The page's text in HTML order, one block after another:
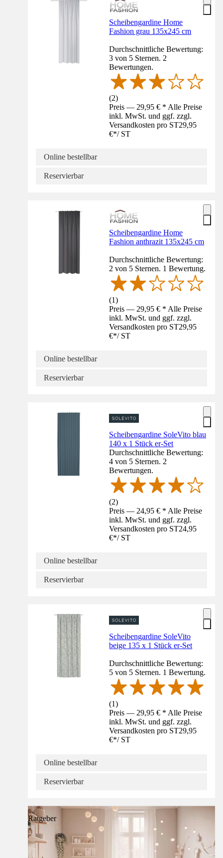
Scheibengardine Home
Fashion grau 135x245 cm
Durchschnittliche Bewertung:
3 von 5 Sternen. 2
Bewertungen.
(2)
Preis — 29,95 € * Alle Preise
inkl. MwSt. und ggf. zzgl.
Versandkosten pro ST29,95
€*/ ST
Online bestellbar
Reservierbar
Scheibengardine Home
Fashion anthrazit 135x245 cm
Durchschnittliche Bewertung:
2 von 5 Sternen. 1 Bewertung.
(1)
Preis — 29,95 € * Alle Preise
inkl. MwSt. und ggf. zzgl.
Versandkosten pro ST29,95
€*/ ST
Online bestellbar
Reservierbar
Scheibengardine SoleVito blau
140 x 1 Stück er-Set
Durchschnittliche Bewertung:
4 von 5 Sternen. 2
Bewertungen.
(2)
Preis — 24,95 € * Alle Preise
inkl. MwSt. und ggf. zzgl.
Versandkosten pro ST24,95
€*/ ST
Online bestellbar
Reservierbar
Scheibengardine SoleVito
beige 135 x 1 Stück er-Set
Durchschnittliche Bewertung:
5 von 5 Sternen. 1 Bewertung.
(1)
Preis — 29,95 € * Alle Preise
inkl. MwSt. und ggf. zzgl.
Versandkosten pro ST29,95
€*/ ST
Online bestellbar
Reservierbar
Ratgeber